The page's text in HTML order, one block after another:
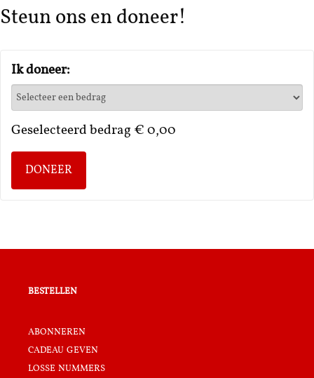
Steun ons en doneer!
Ik doneer:
Geselecteerd bedrag € 0,00
DONEER
bestellen
abonneren
cadeau geven
losse nummers